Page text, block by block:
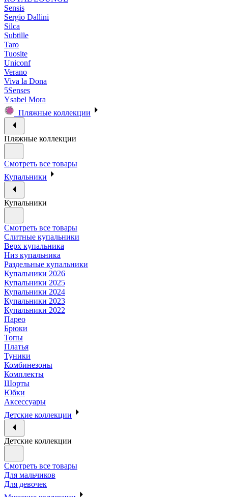
Sensis
Sergio Dallini
Silca
Subtille
Taro
Tuosite
Uniconf
Verano
Viva la Dona
5Senses
Ysabel Mora
Пляжные коллекции
Пляжные коллекции
Смотреть все товары
Купальники
Купальники
Смотреть все товары
Слитные купальники
Верх купальника
Низ купальника
Раздельные купальники
Купальники 2026
Купальники 2025
Купальники 2024
Купальники 2023
Купальники 2022
Парео
Брюки
Топы
Платья
Туники
Комбинезоны
Комплекты
Шорты
Юбки
Аксессуары
Детские коллекции
Детские коллекции
Смотреть все товары
Для мальчиков
Для девочек